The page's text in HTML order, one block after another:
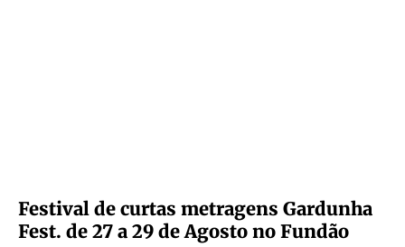
Festival de curtas metragens Gardunha
Fest. de 27 a 29 de Agosto no Fundão